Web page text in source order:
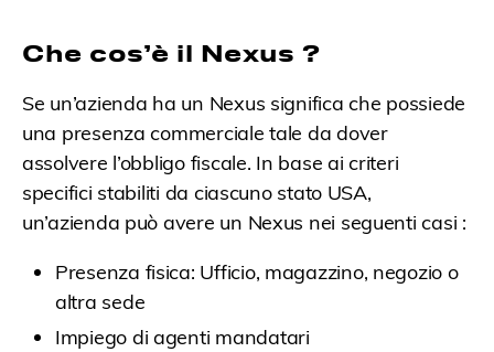
Che cos’è il Nexus ?
Se un’azienda ha un Nexus significa che possiede
una presenza commerciale tale da dover
assolvere l’obbligo fiscale. In base ai criteri
specifici stabiliti da ciascuno stato USA,
un’azienda può avere un Nexus nei seguenti casi :
Presenza fisica: Ufficio, magazzino, negozio o
altra sede
Impiego di agenti mandatari